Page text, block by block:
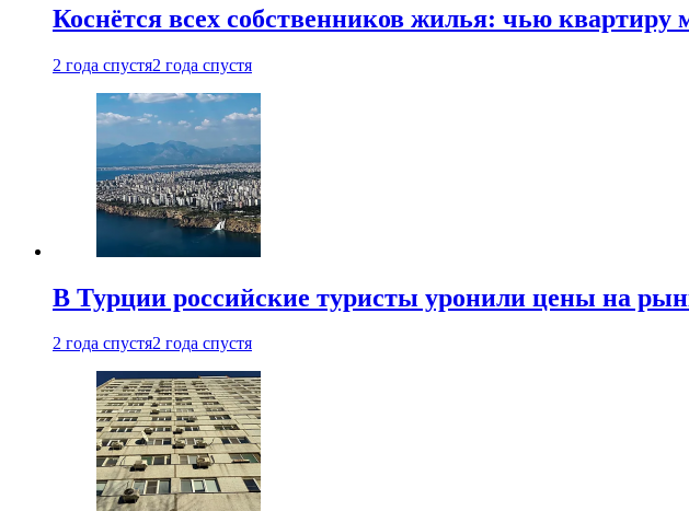
Коснётся всех собственников жилья: чью квартиру
2 года спустя2 года спустя
В Турции российские туристы уронили цены на
2 года спустя2 года спустя